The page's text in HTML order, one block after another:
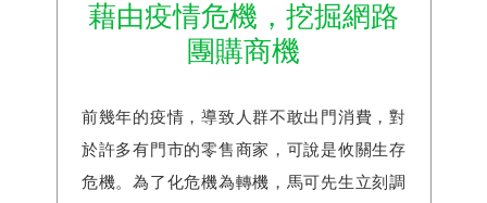
藉由疫情危機，挖掘網路
團購商機
前幾年的疫情，導致人群不敢出門消費，對
於許多有門市的零售商家，可說是攸關生存
危機。為了化危機為轉機，馬可先生立刻調